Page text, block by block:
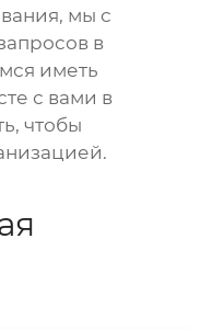
мы с
в
иметь
с вами в
чтобы